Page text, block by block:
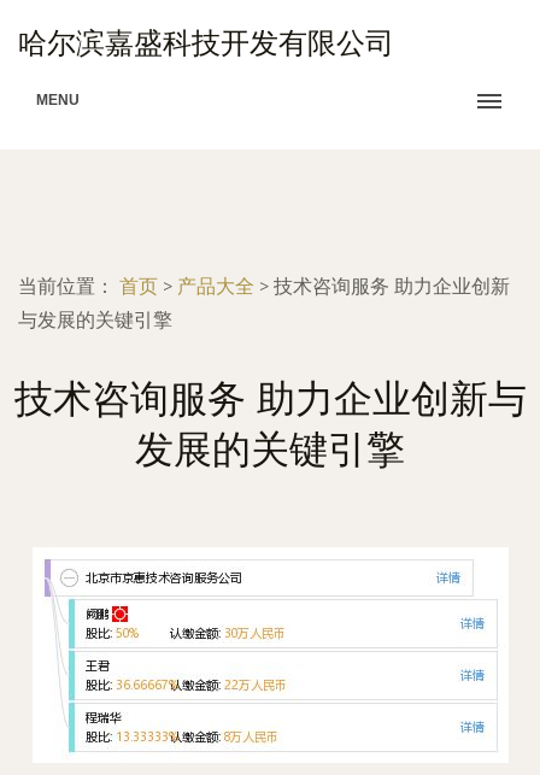
哈尔滨嘉盛科技开发有限公司
MENU
当前位置： 首页 > 产品大全 > 技术咨询服务 助力企业创新
与发展的关键引擎
技术咨询服务 助力企业创新与
发展的关键引擎